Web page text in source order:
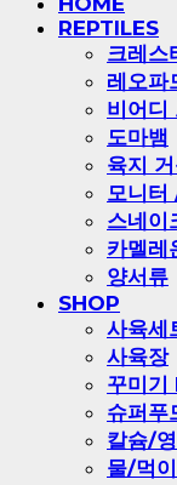
REPTILES
크레스
레오파
비어디
도마뱀
육지
모니터
스네이
카멜레
양서류
SHOP
사육세
사육장
꾸미기
슈퍼푸
칼슘/영
물/먹